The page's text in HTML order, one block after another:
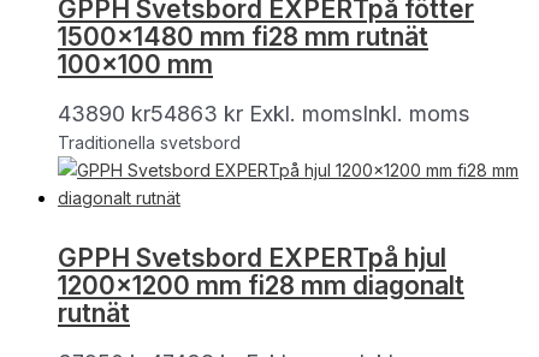
GPPH Svetsbord EXPERTpå fötter
1500×1480 mm fi28 mm rutnät
100×100 mm
43890 kr54863 kr Exkl. momsInkl. moms
Traditionella svetsbord
GPPH Svetsbord EXPERTpå hjul
1200×1200 mm fi28 mm diagonalt
rutnät